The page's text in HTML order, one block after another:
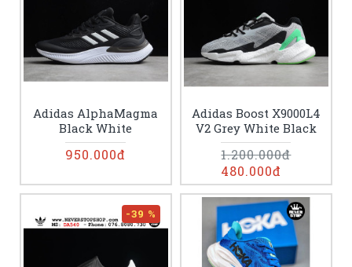
Adidas AlphaMagma
Black White
950.000đ
Adidas Boost X9000L4
V2 Grey White Black
480.000đ
1.200.000đ
-39 %